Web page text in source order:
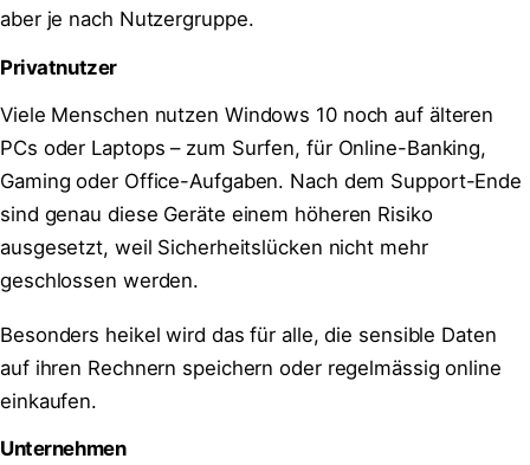
aber je nach Nutzergruppe.
Privatnutzer
Viele Menschen nutzen Windows 10 noch auf älteren
PCs oder Laptops – zum Surfen, für Online-Banking,
Gaming oder Office-Aufgaben. Nach dem Support-Ende
sind genau diese Geräte einem höheren Risiko
ausgesetzt, weil Sicherheitslücken nicht mehr
geschlossen werden.
Besonders heikel wird das für alle, die sensible Daten
auf ihren Rechnern speichern oder regelmässig online
einkaufen.
Unternehmen